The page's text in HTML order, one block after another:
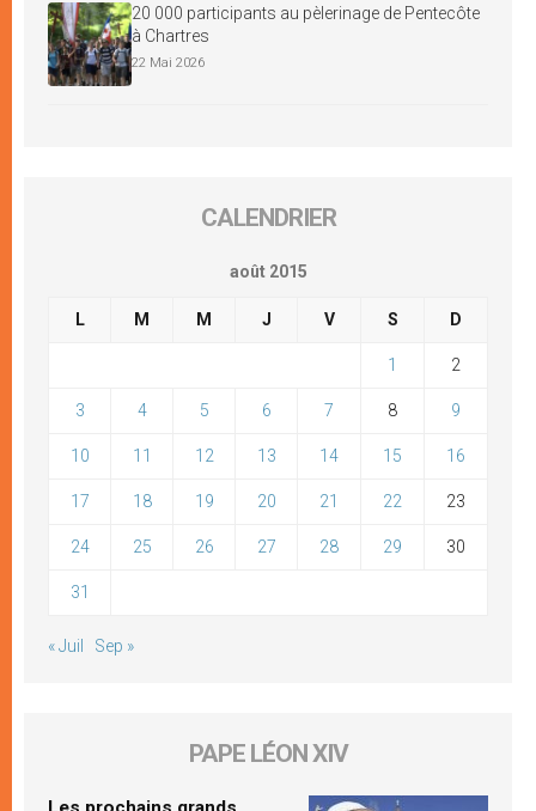
20 000 participants au pèlerinage de Pentecôte
à Chartres
22 Mai 2026
CALENDRIER
août 2015
L M M J V S D
1 2
3 4 5 6 7 8 9
10 11 12 13 14 15 16
17 18 19 20 21 22 23
24 25 26 27 28 29 30
31
« Juil Sep »
PAPE LÉON XIV